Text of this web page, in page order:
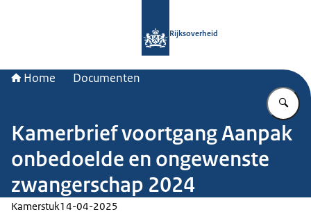
Rijksoverheid
Home Documenten
Kamerbrief voortgang Aanpak
onbedoelde en ongewenste
zwangerschap 2024
Kamerstuk14-04-2025